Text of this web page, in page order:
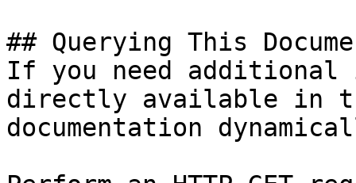
## Querying This
If you need
directly available in
documentation